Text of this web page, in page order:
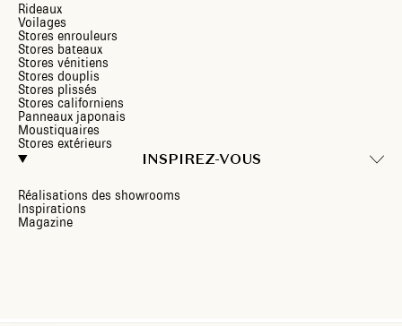
Rideaux
Voilages
Stores enrouleurs
Stores bateaux
Stores vénitiens
Stores douplis
Stores plissés
Stores californiens
Panneaux japonais
Moustiquaires
Stores extérieurs
INSPIREZ-VOUS
Réalisations des showrooms
Inspirations
Magazine